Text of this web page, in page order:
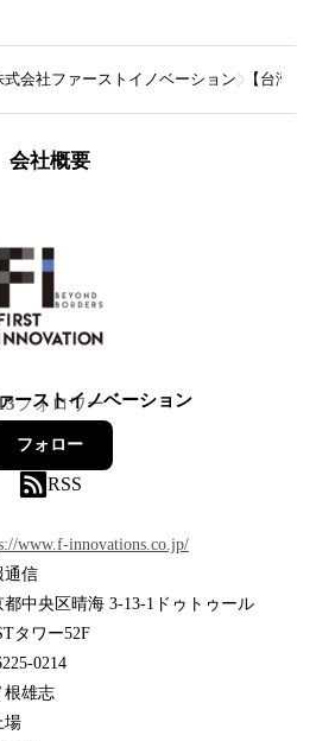
式会社ファーストイノベーション 【台湾
会社概要
ーストイノベーション
フォロワー
フォロー
RSS
www.f-innovations.co.jp/
通信
都中央区晴海 3-13-1ドゥトゥール
タワー52F
0214
根雄志
場